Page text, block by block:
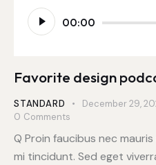
Audio
Player 00:00
Favorite design
STANDARD December 29,
0 Comments
Q Proin faucibus nec
mi tincidunt. Sed eget